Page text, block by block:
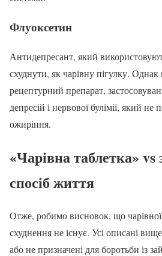
Флуоксетин
Антидепресант, який
схуднути, як чарівну пігулку.
рецептурний препарат,
депресій і нервової булімії, який не
ожиріння.
«Чарівна таблетка» vs
спосіб життя
Отже, робимо висновок, що
схуднення не існує. Усі описані
або не призначені для боротьби із